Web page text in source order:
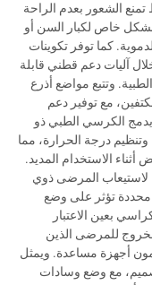
الشعور بعدم الراحة
بشكل خاص لكبار السن أو
كما توفر تكوينات
آليات دعم قطني قابلة
وتتبع مواضع أذرع
مع توفير دعم
الكرسي الطبي ذو
درجة الحرارة، مما
أثناء الاستخدام المديد.
المرضى ذوي
محددة تؤثر على وضع
بعين الاعتبار
للمرضى الذين
أجهزة مساعدة. ويمثل
مع وضع وسادات